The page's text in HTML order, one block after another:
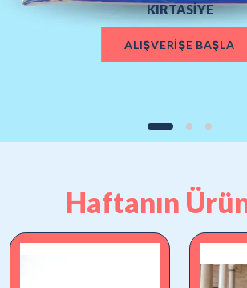
KIRTASİYE
ALIŞVERİŞE BAŞLA
Haftanın